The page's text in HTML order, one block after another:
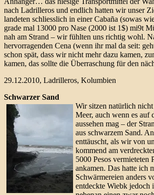
nach Ladrilleros und endlich hatten wir unser
landeten schliesslich in einer Cabaña (sowas
grade mal 13000 pro Nase (2000 ist 1$) mi9t
nah am Strand – wir fühlten uns richtig wohl.
hervorragenden Cena (wenn ihr mal da seit:
schon spät, dass wir nicht mehr dazu kamen,
kamen, das sollte die Überraschung für den
29.12.2010, Ladrilleros, Kolumbien
Schwarzer Sand
Wir sitzen natürlich
Meer, auch wenn es auf
aussehen mag – der
aus schwarzem Sand.
enttäuscht, als wir von
kommend am
5000 Pesos vermieteten
ankamen. Das hatte ich
Schwärmereien anders
entdeckte Wiebk jedoch